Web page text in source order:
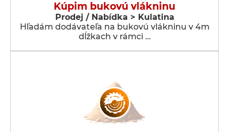
Kúpim bukovú vlákninu
Prodej / Nabídka > Kulatina
Hľadám dodávateľa na bukovú vlákninu v 4m
dĺžkach v rámci …